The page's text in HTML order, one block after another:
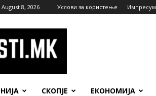
8, 2026 Услови за користење Импресум
СКОПЈЕ ЕКОНОМИЈА